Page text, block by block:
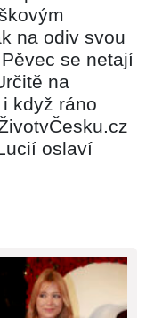
na odiv svou
se netají
na
když ráno
oslaví